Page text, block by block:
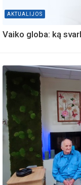
AKTUALIJOS
Vaiko globa: ką